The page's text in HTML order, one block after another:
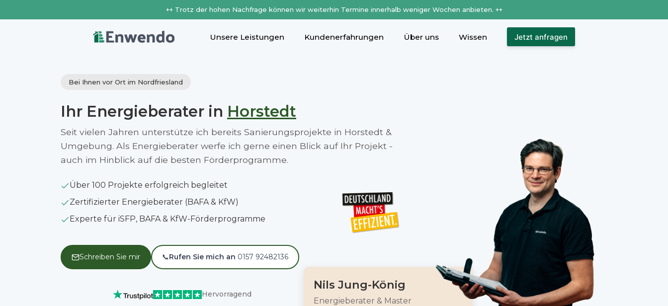
++ Trotz der hohen Nachfrage können wir weiterhin Termine innerhalb weniger Wochen anbieten. ++
Unsere Leistungen Kundenerfahrungen Über uns Wissen Jetzt anfragen
Bei Ihnen vor Ort im Nordfriesland
Ihr Energieberater in Horstedt
Seit vielen Jahren unterstütze ich bereits Sanierungsprojekte in Horstedt &
Umgebung. Als Energieberater werfe ich gerne einen Blick auf Ihr Projekt -
auch im Hinblick auf die besten Förderprogramme.
Über 100 Projekte erfolgreich begleitet
Zertifizierter Energieberater (BAFA & KfW)
Experte für iSFP, BAFA & KfW-Förderprogramme
Schreiben Sie mir 📞Rufen Sie mich an 0157 92482136
Hervorragend
Nils Jung-König
Energieberater & Master